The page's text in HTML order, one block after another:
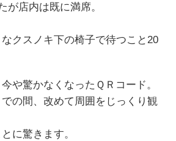
が店内は既に満席。
クスノキ下の椅子で待つこと20
や驚かなくなったＱＲコード。
の間、改めて周囲をじっくり観
に驚きます。